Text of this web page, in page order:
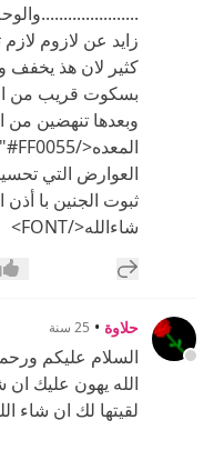
زايد عن لازوم
كثير لان هذ
بسكوت قريب من
وبعدها تنهضين من
العوارض التي
ثبوت الجنين با
شاءالله</FONT>
إضافة رد جديد
حلاوة • 25 سنة
السلام عليكم
الله يهون عليك ان
لقيتها لك ان شاء